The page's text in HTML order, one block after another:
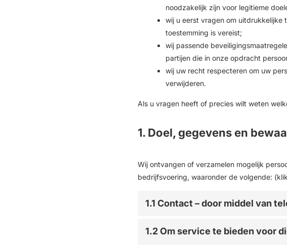
noodzakelijk zijn voor legitieme
wij u eerst vragen om uitdrukkelijke
toestemming is vereist;
wij passende
partijen die in onze opdracht
wij uw recht respecteren om uw
verwijderen.
Als u vragen heeft of precies wilt weten
1. Doel, gegevens en
Wij ontvangen of verzamelen mogelijk
bedrijfsvoering, waaronder de volgende:
1.1 Contact – door middel van
1.2 Om service te bieden voor